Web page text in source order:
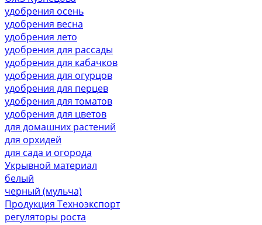
удобрения осень
удобрения весна
удобрения лето
удобрения для рассады
удобрения для кабачков
удобрения для огурцов
удобрения для перцев
удобрения для томатов
удобрения для цветов
для домашних растений
для орхидей
для сада и огорода
Укрывной материал
белый
черный (мульча)
Продукция Техноэкспорт
регуляторы роста